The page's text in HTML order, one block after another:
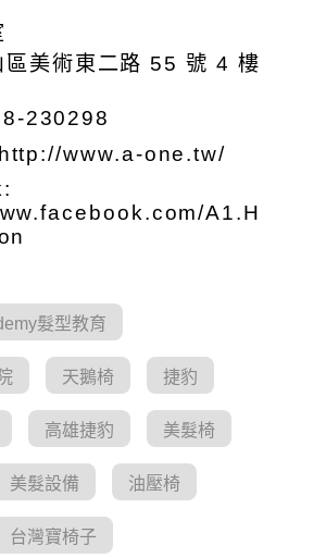
區美術東二路 55 號 4 樓
230298
http://www.a-one.tw/
A1.H
髮型教育
天鵝椅 捷豹
高雄捷豹 美髮椅
美髮設備 油壓椅
台灣寶椅子